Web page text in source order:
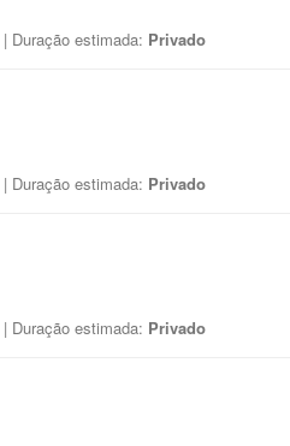
| Duração estimada: Privado
| Duração estimada: Privado
| Duração estimada: Privado